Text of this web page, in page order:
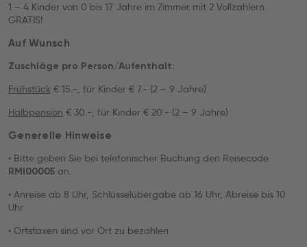
1 – 4 Kinder von 0 bis 17 Jahre im Zimmer mit 2 Vollzahlern
GRATIS!
Auf Wunsch
Zuschläge pro Person/Aufenthalt:
Frühstück € 15.-, für Kinder € 7.- (2 – 9 Jahre)
Halbpension € 30.-, für Kinder € 20.- (2 – 9 Jahre)
Generelle Hinweise
• Bitte geben Sie bei telefonischer Buchung den Reisecode
RMI00005 an.
• Anreise ab 8 Uhr, Schlüsselübergabe ab 16 Uhr, Abreise bis 10
Uhr
• Ortstaxen sind vor Ort zu bezahlen